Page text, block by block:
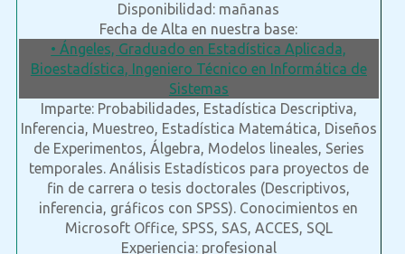
Disponibilidad: mañanas
Fecha de Alta en nuestra base:
• Ángeles, Graduado en Estadística Aplicada,
Bioestadística, Ingeniero Técnico en Informática de
Sistemas
Imparte: Probabilidades, Estadística Descriptiva,
Inferencia, Muestreo, Estadística Matemática, Diseños
de Experimentos, Álgebra, Modelos lineales, Series
temporales. Análisis Estadísticos para proyectos de
fin de carrera o tesis doctorales (Descriptivos,
inferencia, gráficos con SPSS). Conocimientos en
Microsoft Office, SPSS, SAS, ACCES, SQL
Experiencia: profesional